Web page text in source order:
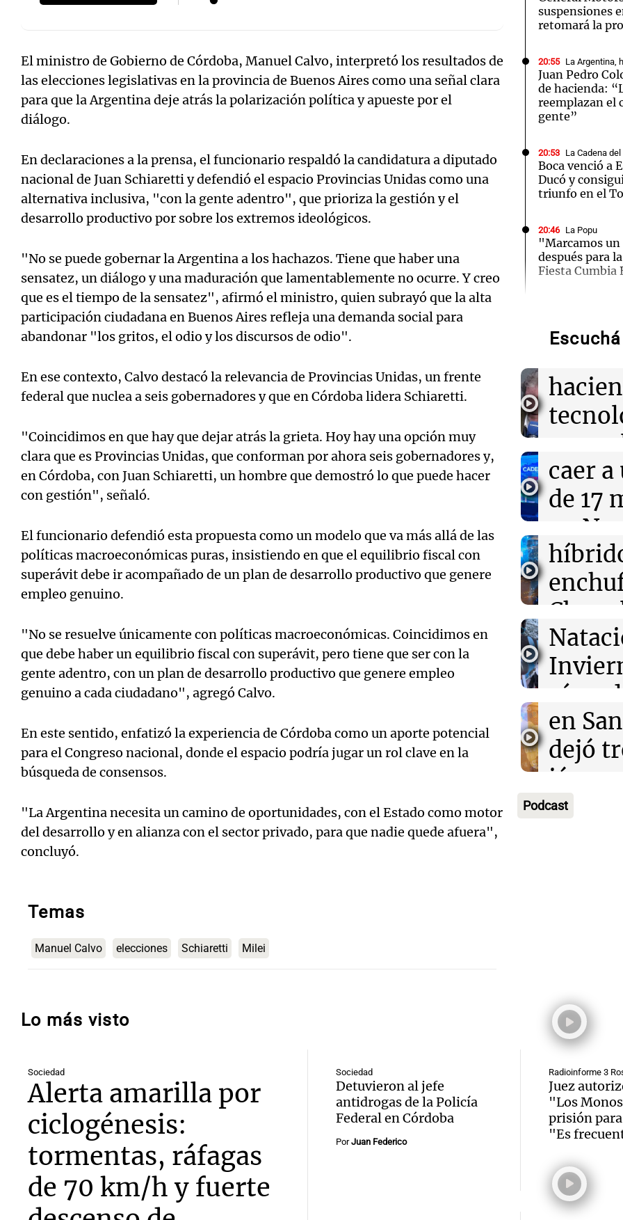
El ministro de Gobierno de Córdoba, Manuel Calvo, interpretó los resultados de
las elecciones legislativas en la provincia de Buenos Aires como una señal clara
para que la Argentina deje atrás la polarización política y apueste por el
diálogo.
En declaraciones a la prensa, el funcionario respaldó la candidatura a diputado
nacional de Juan Schiaretti y defendió el espacio Provincias Unidas como una
alternativa inclusiva, "con la gente adentro", que prioriza la gestión y el
desarrollo productivo por sobre los extremos ideológicos.
"No se puede gobernar la Argentina a los hachazos. Tiene que haber una
sensatez, un diálogo y una maduración que lamentablemente no ocurre. Y creo
que es el tiempo de la sensatez", afirmó el ministro, quien subrayó que la alta
participación ciudadana en Buenos Aires refleja una demanda social para
abandonar "los gritos, el odio y los discursos de odio".
En ese contexto, Calvo destacó la relevancia de Provincias Unidas, un frente
federal que nuclea a seis gobernadores y que en Córdoba lidera Schiaretti.
"Coincidimos en que hay que dejar atrás la grieta. Hoy hay una opción muy
clara que es Provincias Unidas, que conforman por ahora seis gobernadores y,
en Córdoba, con Juan Schiaretti, un hombre que demostró lo que puede hacer
con gestión", señaló.
El funcionario defendió esta propuesta como un modelo que va más allá de las
políticas macroeconómicas puras, insistiendo en que el equilibrio fiscal con
superávit debe ir acompañado de un plan de desarrollo productivo que genere
empleo genuino.
"No se resuelve únicamente con políticas macroeconómicas. Coincidimos en
que debe haber un equilibrio fiscal con superávit, pero tiene que ser con la
gente adentro, con un plan de desarrollo productivo que genere empleo
genuino a cada ciudadano", agregó Calvo.
En este sentido, enfatizó la experiencia de Córdoba como un aporte potencial
para el Congreso nacional, donde el espacio podría jugar un rol clave en la
búsqueda de consensos.
"La Argentina necesita un camino de oportunidades, con el Estado como motor
del desarrollo y en alianza con el sector privado, para que nadie quede afuera",
concluyó.
Temas
Manuel Calvo elecciones Schiaretti Milei
suspensiones
retomará la
20:55 La Argentina,
Juan Pedro
de hacienda:
reemplazan el
gente”
20:53 La Cadena del
Boca venció a
Ducó y
triunfo en el
20:46 La Popu
"Marcamos un
después para
Fiesta Cumbia
contra la Luna
preocupación
20:29 Sociedad
Día de la
celebra y su
de fecha en
Ahyre adelantó
en Cadena 3
Aapresid
El gobierno de
contrato de
asistencia
Audio.
La
Episodios
Audio.
caer a
de 17
en
Panorama
Episodios
del
el
Chery
Panorama
Audio.
la
atletas
países
Amamos
Episodios
Audio.
en
dejó
jóvenes
Audio.
la
la
atrás
Audio.
estuvo
Viva la
Episodios
de
días
Panorama
Episodios
Italia
Panorama
Episodios
Audio.
Milán
con la
para la
Audio.
la
León
Audio.
Podcast
Lo más visto
Sociedad
Alerta amarilla por
ciclogénesis:
tormentas, ráfagas
de 70 km/h y fuerte
Sociedad
Detuvieron al jefe
antidrogas de la Policía
Federal en Córdoba
PorJuan Federico
Radioinforme 3
Juez
"Los
prisión
"Es
Notas
Editorial
Notas
Mundial 2026
Notas
La Sole en Cadena 3
Notas
El huracán de Arequito Cadena 3